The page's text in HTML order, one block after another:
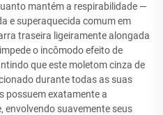
mantém a respirabilidade —
e superaquecida comum em
traseira ligeiramente alongada
o incômodo efeito de
que este moletom cinza de
durante todas as suas
possuem exatamente a
envolvendo suavemente seus